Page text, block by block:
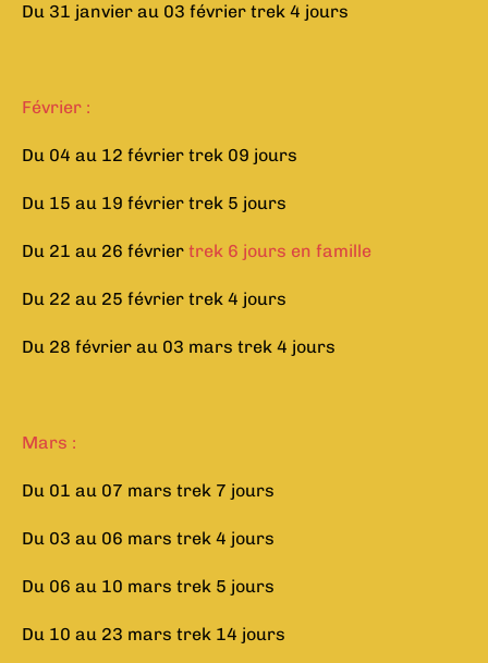
Du 31 janvier au 03 février trek 4 jours
Février :
Du 04 au 12 février trek 09 jours
Du 15 au 19 février trek 5 jours
Du 21 au 26 février trek 6 jours en famille
Du 22 au 25 février trek 4 jours
Du 28 février au 03 mars trek 4 jours
Mars :
Du 01 au 07 mars trek 7 jours
Du 03 au 06 mars trek 4 jours
Du 06 au 10 mars trek 5 jours
Du 10 au 23 mars trek 14 jours